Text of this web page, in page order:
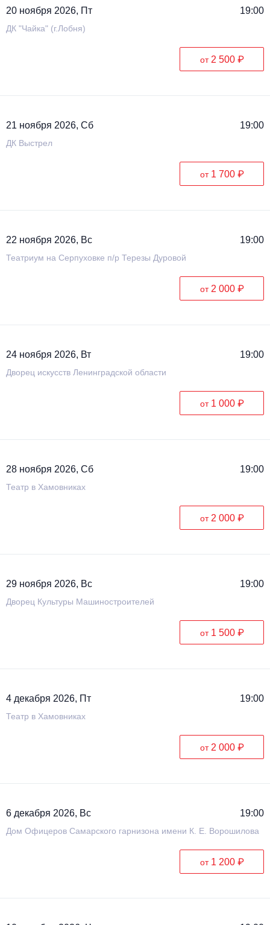
20 ноября 2026, Пт 19:00
ДК "Чайка" (г.Лобня)
от 2 500 ₽
21 ноября 2026, Сб 19:00
ДК Выстрел
от 1 700 ₽
22 ноября 2026, Вс 19:00
Театриум на Серпуховке п/р Терезы Дуровой
от 2 000 ₽
24 ноября 2026, Вт 19:00
Дворец искусств Ленинградской области
от 1 000 ₽
28 ноября 2026, Сб 19:00
Театр в Хамовниках
от 2 000 ₽
29 ноября 2026, Вс 19:00
Дворец Культуры Машиностроителей
от 1 500 ₽
4 декабря 2026, Пт 19:00
Театр в Хамовниках
от 2 000 ₽
6 декабря 2026, Вс 19:00
Дом Офицеров Cамарского гарнизона имени К. Е. Ворошилова
от 1 200 ₽